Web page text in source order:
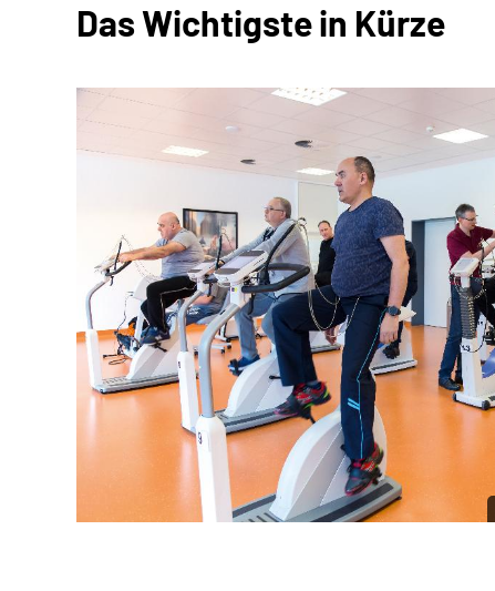
Das Wichtigste in Kürze